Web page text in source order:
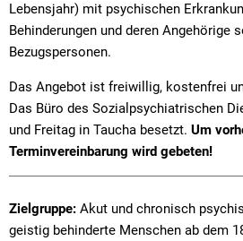
Lebensjahr) mit psychischen
Behinderungen und deren Angehörige
Bezugspersonen.
Das Angebot ist freiwillig, kostenfrei
Das Büro des Sozialpsychiatrischen
und Freitag in Taucha besetzt. Um
Terminvereinbarung wird gebeten!
Zielgruppe: Akut und chronisch
geistig behinderte Menschen ab dem